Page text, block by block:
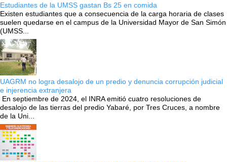
Estudiantes de la UMSS gastan Bs 25 en comida
Existen estudiantes que a consecuencia de la carga horaria de clases
suelen quedarse en el campus de la Universidad Mayor de San Simón
(UMSS...
UAGRM no logra desalojo de un predio y denuncia corrupción judicial
e injerencia extranjera
En septiembre de 2024, el INRA emitió cuatro resoluciones de
desalojo de las tierras del predio Yabaré, por Tres Cruces, a nombre
de la Uni...